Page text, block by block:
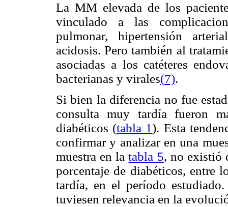
La MM elevada de los
vinculado a las
pulmonar, hipertensión
acidosis. Pero también al
asociadas a los catéteres
bacterianas y virales(7).
Si bien la diferencia no fue
consulta muy tardía fueron
diabéticos (tabla 1). Esta
confirmar y analizar en una
muestra en latabla 5, no existió
porcentaje de diabéticos, entre
tardía, en el período
tuviesen relevancia en la